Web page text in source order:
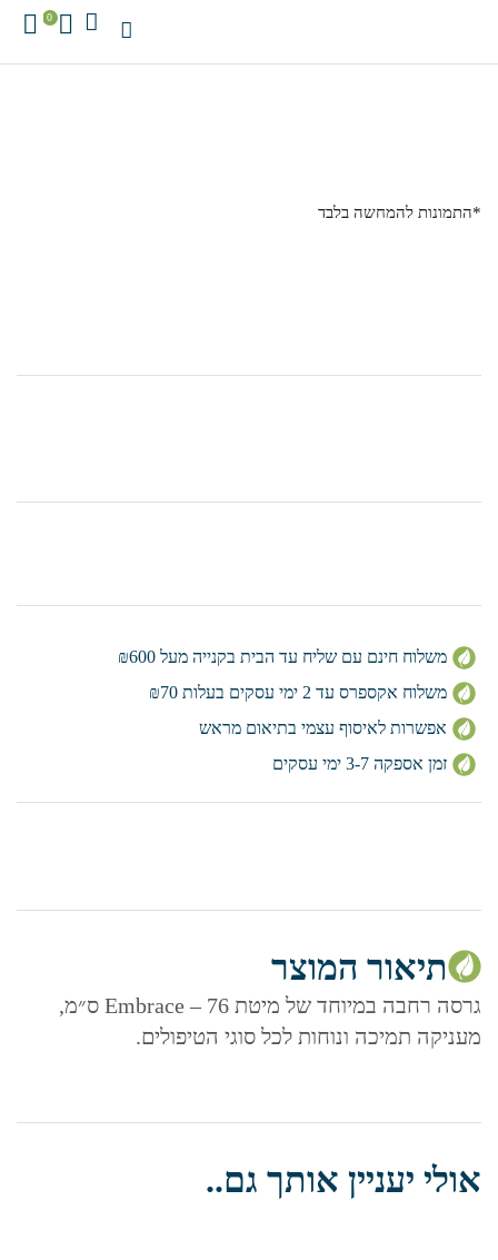
0
*התמונות להמחשה בלבד
משלוח חינם עם שליח עד הבית בקנייה מעל ₪600
משלוח אקספרס עד 2 ימי עסקים בעלות ₪70
אפשרות לאיסוף עצמי בתיאום מראש
זמן אספקה 3-7 ימי עסקים
תיאור המוצר
גרסה רחבה במיוחד של מיטת Embrace – 76 ס״מ,
מעניקה תמיכה ונוחות לכל סוגי הטיפולים.
אולי יעניין אותך גם..